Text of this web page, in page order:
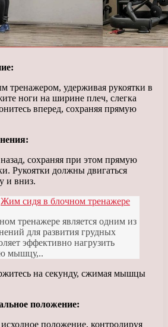
тренажером, удерживая рукоятки в
ноги на ширине плеч, слегка
вперед, сохраняя прямую
сохраняя при этом прямую
Рукоятки должны двигаться
и вниз.
Жим сидя в блочном тренажере
тренажере является одним из
для развития грудных
эффективно нагрузить
мышцу,..
на секунду, сжимая мышцы
положение:
положение, контролируя